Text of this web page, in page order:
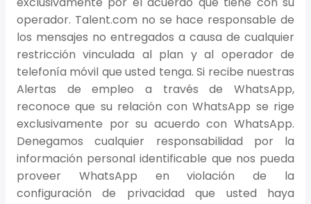
operador. Talent.com no se hace responsable de
los mensajes no entregados a causa de cualquier
restricción vinculada al plan y al operador de
telefonía móvil que usted tenga. Si recibe nuestras
Alertas de empleo a través de WhatsApp,
reconoce que su relación con WhatsApp se rige
exclusivamente por su acuerdo con WhatsApp.
Denegamos cualquier responsabilidad por la
información personal identificable que nos pueda
proveer WhatsApp en violación de la
configuración de privacidad que usted haya